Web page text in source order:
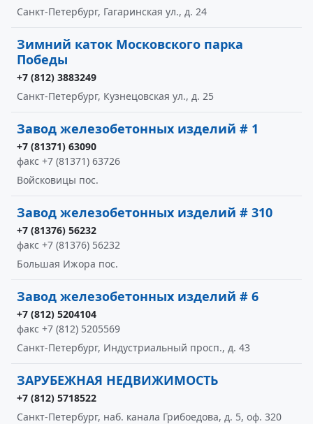
Санкт-Петербург, Гагаринская ул., д. 24
Зимний каток Московского парка
Победы
+7 (812) 3883249
Санкт-Петербург, Кузнецовская ул., д. 25
Завод железобетонных изделий # 1
+7 (81371) 63090
факс +7 (81371) 63726
Войсковицы пос.
Завод железобетонных изделий # 310
+7 (81376) 56232
факс +7 (81376) 56232
Большая Ижора пос.
Завод железобетонных изделий # 6
+7 (812) 5204104
факс +7 (812) 5205569
Санкт-Петербург, Индустриальный просп., д. 43
ЗАРУБЕЖНАЯ НЕДВИЖИМОСТЬ
+7 (812) 5718522
Санкт-Петербург, наб. канала Грибоедова, д. 5, оф. 320